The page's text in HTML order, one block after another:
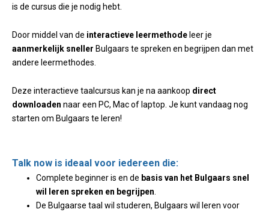
is de cursus die je nodig hebt.
Door middel van de interactieve leermethode leer je
aanmerkelijk sneller Bulgaars te spreken en begrijpen dan met
andere leermethodes.
Deze interactieve taalcursus kan je na aankoop direct
downloaden naar een PC, Mac of laptop. Je kunt vandaag nog
starten om Bulgaars te leren!
Talk now is ideaal voor iedereen die:
Complete beginner is en de basis van het Bulgaars snel
wil leren spreken en begrijpen
De Bulgaarse taal wil studeren, Bulgaars wil leren voor